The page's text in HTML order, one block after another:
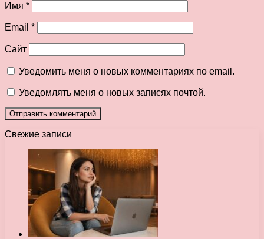
Имя *
Email *
Сайт
Уведомить меня о новых комментариях по email.
Уведомлять меня о новых записях почтой.
Свежие записи